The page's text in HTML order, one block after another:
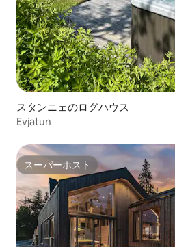
スタンニェのログハウス
Evjatun
スーパーホスト
スーパーホスト